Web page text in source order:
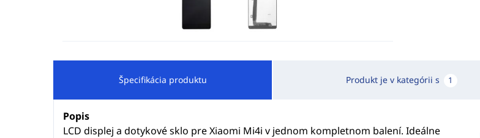
Špecifikácia produktu Produkt je v kategórii s 1
Popis
LCD displej a dotykové sklo pre Xiaomi Mi4i v jednom kompletnom balení. Ideálne